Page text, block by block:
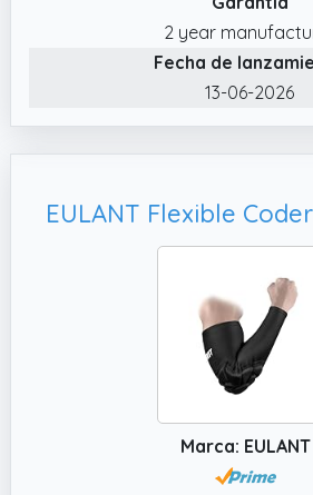
2 year
Fecha de
13-06-2026
Marca: EULANT